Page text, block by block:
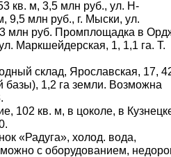
кв. м, 3,5 млн руб., ул. Н-
9,5 млн руб., г. Мыски, ул.
млн руб. Промплощадка в
Маркшейдерская, 1, 1,1 га. Т.
склад, Ярославская, 17,
базы), 1,2 га земли. Возможна
102 кв. м, в цоколе, в
«Радуга», холод. вода,
с оборудованием,